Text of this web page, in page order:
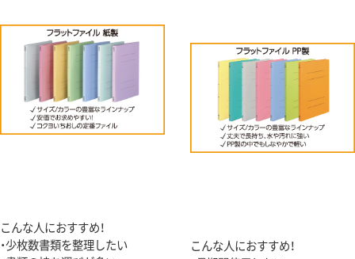
こんな人におすすめ！
・少枚数書類を整理したい
こんな人におすすめ！